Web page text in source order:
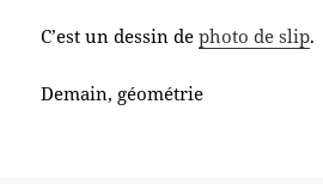
C’est un dessin dephoto de slip.
Demain, géométrie